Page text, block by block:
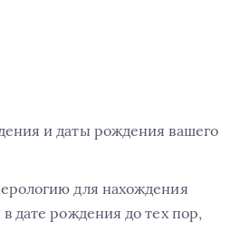
и даты рождения вашего
для нахождения
дате рождения до тех пор,